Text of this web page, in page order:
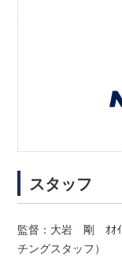
スタッフ
監督：大岩 剛 ｵｵｲ
チングスタッフ）